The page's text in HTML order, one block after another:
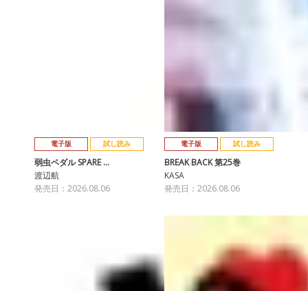
電子版 試し読み
弱虫ペダル SPARE …
渡辺航
発売日：2026.08.06
電子版 試し読み
BREAK BACK 第25巻
KASA
発売日：2026.08.06